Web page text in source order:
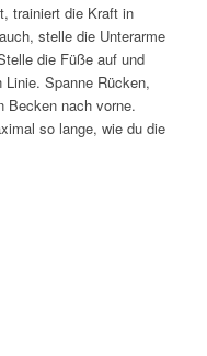
trainiert die Kraft in
stelle die Unterarme
die Füße auf und
Spanne Rücken,
Becken nach vorne.
so lange, wie du die